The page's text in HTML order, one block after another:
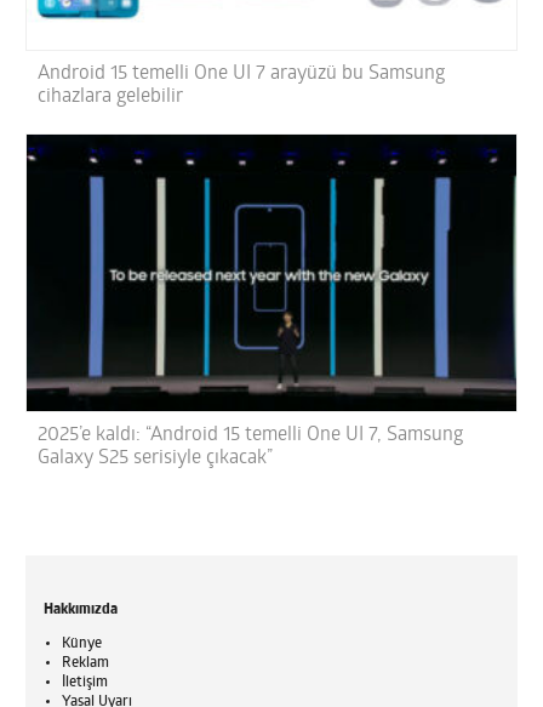
Android 15 temelli One UI 7 arayüzü bu Samsung
cihazlara gelebilir
2025’e kaldı: “Android 15 temelli One UI 7, Samsung
Galaxy S25 serisiyle çıkacak”
Hakkımızda
Künye
Reklam
İletişim
Yasal Uyarı